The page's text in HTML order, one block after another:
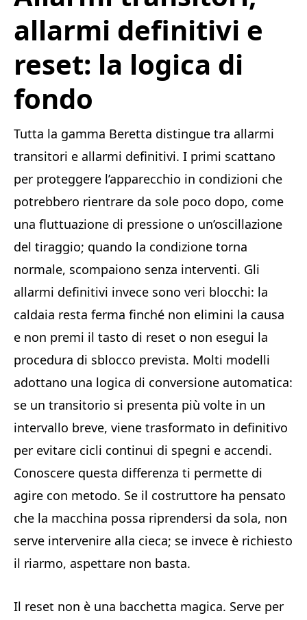
allarmi definitivi e
reset: la logica di
fondo
Tutta la gamma Beretta distingue tra allarmi
transitori e allarmi definitivi. I primi scattano
per proteggere l’apparecchio in condizioni che
potrebbero rientrare da sole poco dopo, come
una fluttuazione di pressione o un’oscillazione
del tiraggio; quando la condizione torna
normale, scompaiono senza interventi. Gli
allarmi definitivi invece sono veri blocchi: la
caldaia resta ferma finché non elimini la causa
e non premi il tasto di reset o non esegui la
procedura di sblocco prevista. Molti modelli
adottano una logica di conversione automatica:
se un transitorio si presenta più volte in un
intervallo breve, viene trasformato in definitivo
per evitare cicli continui di spegni e accendi.
Conoscere questa differenza ti permette di
agire con metodo. Se il costruttore ha pensato
che la macchina possa riprendersi da sola, non
serve intervenire alla cieca; se invece è richiesto
il riarmo, aspettare non basta.
Il reset non è una bacchetta magica. Serve per